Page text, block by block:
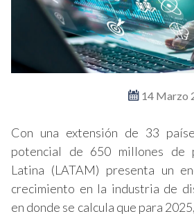
14 Marzo
Con una extensión de 33
potencial de 650 millones de
Latina (LATAM) presenta un
crecimiento en la industria de
en donde se calcula que para